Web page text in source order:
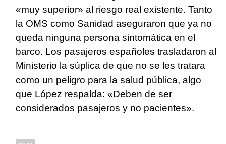
«muy superior» al riesgo real existente. Tanto
la OMS como Sanidad aseguraron que ya no
queda ninguna persona sintomática en el
barco. Los pasajeros españoles trasladaron al
Ministerio la súplica de que no se les tratara
como un peligro para la salud pública, algo
que López respalda: «Deben de ser
considerados pasajeros y no pacientes».